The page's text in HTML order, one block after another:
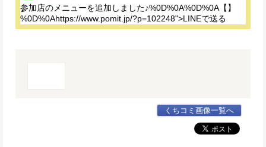
参加店のメニューを追加しました♪%0D%0A%0D%0A【】
%0D%0Ahttps://www.pomit.jp/?p=102248">LINEで送る
くちコミ画像一覧へ